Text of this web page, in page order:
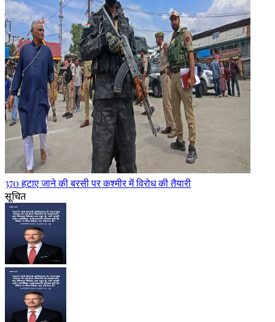
370 हटाए जाने की बरसी पर कश्मीर में विरोध की तैयारी
सूचित